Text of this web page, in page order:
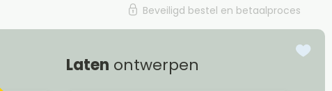
Beveiligd bestel en betaalproces
Laten ontwerpen